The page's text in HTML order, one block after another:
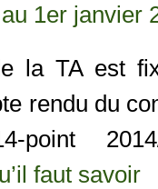
1er janvier
la TA est
rendu du
point
faut savoir